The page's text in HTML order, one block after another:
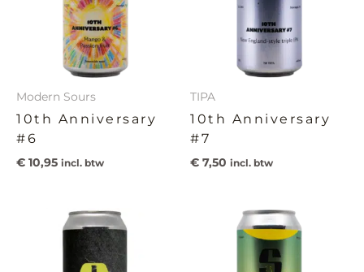
Modern Sours
10th Anniversary
#6
€ 10,95 incl. btw
TIPA
10th Anniversary
#7
€ 7,50 incl. btw